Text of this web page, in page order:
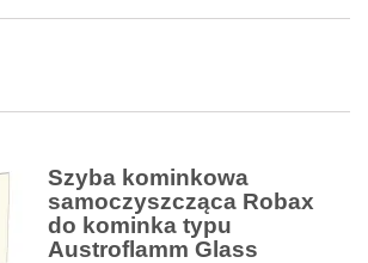
Szyba kominkowa
samoczyszcząca Robax
do kominka typu
Austroflamm Glass